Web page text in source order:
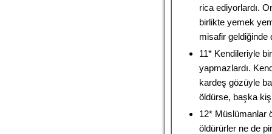
rica ediyorlardı.
birlikte yemek
misafir geldiğinde
11* Kendileriyle
yapmazlardı.
kardeş gözüyle
öldürse, başka
12* Müslümanlar
öldürürler ne de